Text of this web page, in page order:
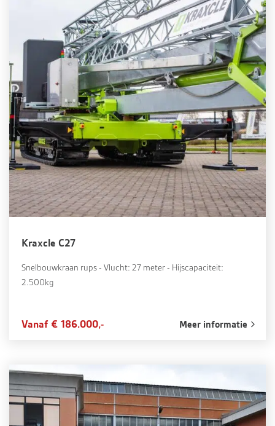
Kraxcle C27
Snelbouwkraan rups - Vlucht: 27 meter - Hijscapaciteit:
2.500kg
Vanaf € 186.000,- Meer informatie